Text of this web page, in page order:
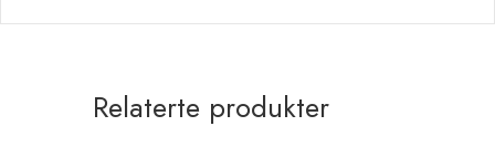
Relaterte produkter